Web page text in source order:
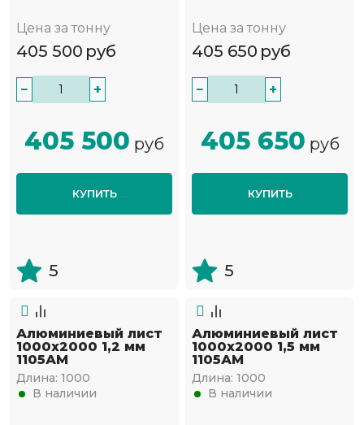
Цена за тонну
405 500 руб
− +
405 500 руб
КУПИТЬ
5
Цена за тонну
405 650 руб
− +
405 650 руб
КУПИТЬ
5
Алюминиевый лист
1000х2000 1,2 мм
1105АМ
Длина: 1000
В наличии
Алюминиевый лист
1000х2000 1,5 мм
1105АМ
Длина: 1000
В наличии